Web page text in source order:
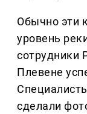
Обычно эти
уровень
сотрудники
Плевене
сделали